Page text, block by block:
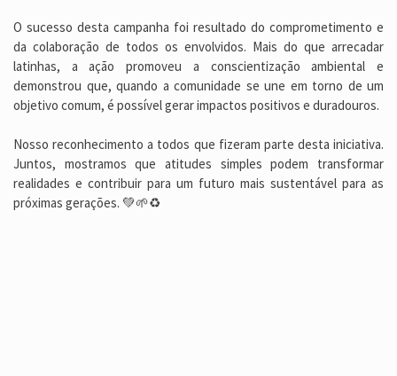
O sucesso desta campanha foi resultado do comprometimento e
da colaboração de todos os envolvidos. Mais do que arrecadar
latinhas, a ação promoveu a conscientização ambiental e
demonstrou que, quando a comunidade se une em torno de um
objetivo comum, é possível gerar impactos positivos e duradouros.
Nosso reconhecimento a todos que fizeram parte desta iniciativa.
Juntos, mostramos que atitudes simples podem transformar
realidades e contribuir para um futuro mais sustentável para as
próximas gerações. 💚🌱♻️